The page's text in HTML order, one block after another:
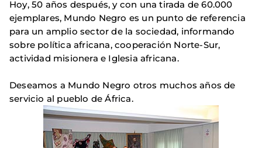
Hoy, 50 años después, y con una tirada de 60.000
ejemplares, Mundo Negro es un punto de referencia
para un amplio sector de la sociedad, informando
sobre política africana, cooperación Norte-Sur,
actividad misionera e Iglesia africana.
Deseamos a Mundo Negro otros muchos años de
servicio al pueblo de África.